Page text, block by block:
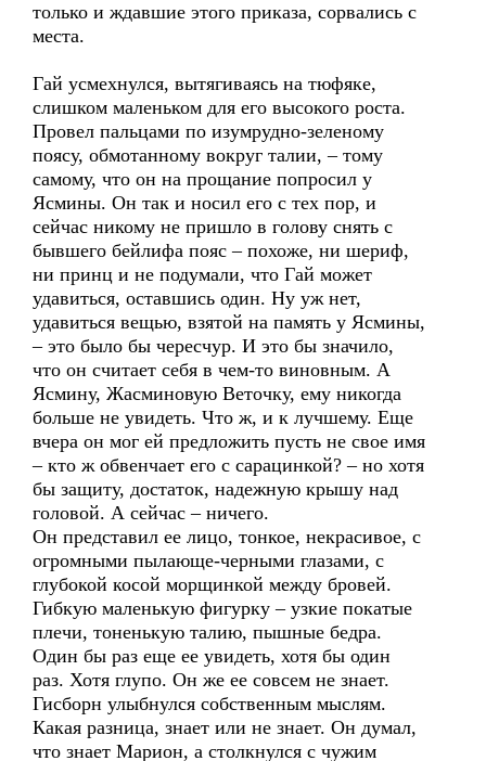
только и ждавшие этого приказа, сорвались с
места.
Гай усмехнулся, вытягиваясь на тюфяке,
слишком маленьком для его высокого роста.
Провел пальцами по изумрудно-зеленому
поясу, обмотанному вокруг талии, – тому
самому, что он на прощание попросил у
Ясмины. Он так и носил его с тех пор, и
сейчас никому не пришло в голову снять с
бывшего бейлифа пояс – похоже, ни шериф,
ни принц и не подумали, что Гай может
удавиться, оставшись один. Ну уж нет,
удавиться вещью, взятой на память у Ясмины,
– это было бы чересчур. И это бы значило,
что он считает себя в чем-то виновным. А
Ясмину, Жасминовую Веточку, ему никогда
больше не увидеть. Что ж, и к лучшему. Еще
вчера он мог ей предложить пусть не свое имя
– кто ж обвенчает его с сарацинкой? – но хотя
бы защиту, достаток, надежную крышу над
головой. А сейчас – ничего.
Он представил ее лицо, тонкое, некрасивое, с
огромными пылающе-черными глазами, с
глубокой косой морщинкой между бровей.
Гибкую маленькую фигурку – узкие покатые
плечи, тоненькую талию, пышные бедра.
Один бы раз еще ее увидеть, хотя бы один
раз. Хотя глупо. Он же ее совсем не знает.
Гисборн улыбнулся собственным мыслям.
Какая разница, знает или не знает. Он думал,
что знает Марион, а столкнулся с чужим